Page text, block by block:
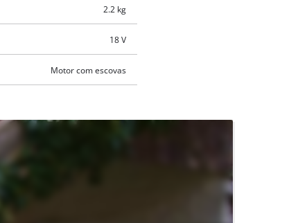
2.2 kg
18 V
Motor com escovas